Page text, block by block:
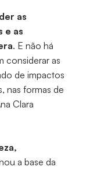
as
e as
. E não há
considerar as
de impactos
nas formas de
Clara
a base da